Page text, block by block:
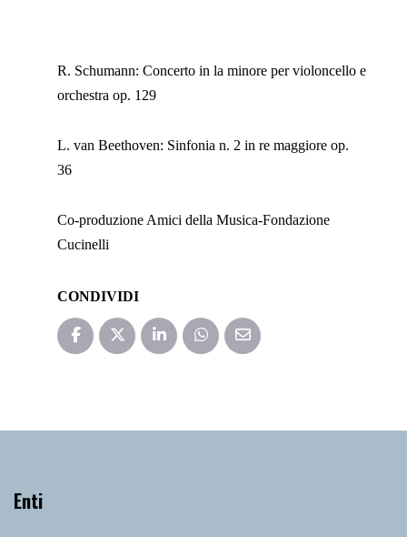
R. Schumann: Concerto in la minore pervioloncello e
orchestra op. 129
L. van Beethoven: Sinfonia n. 2 in re maggiore op.
36
Co-produzione Amici della Musica-Fondazione
Cucinelli
CONDIVIDI
Enti